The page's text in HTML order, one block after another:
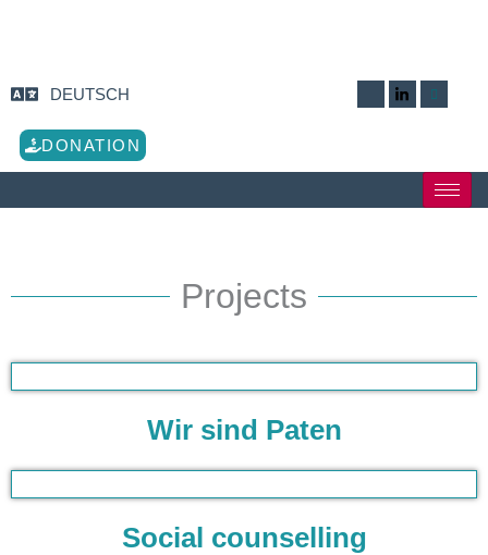
DEUTSCH
DONATION
Projects
Wir sind Paten
Social counselling